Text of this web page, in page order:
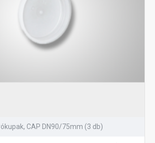
CAP DN90/75mm (3 db)